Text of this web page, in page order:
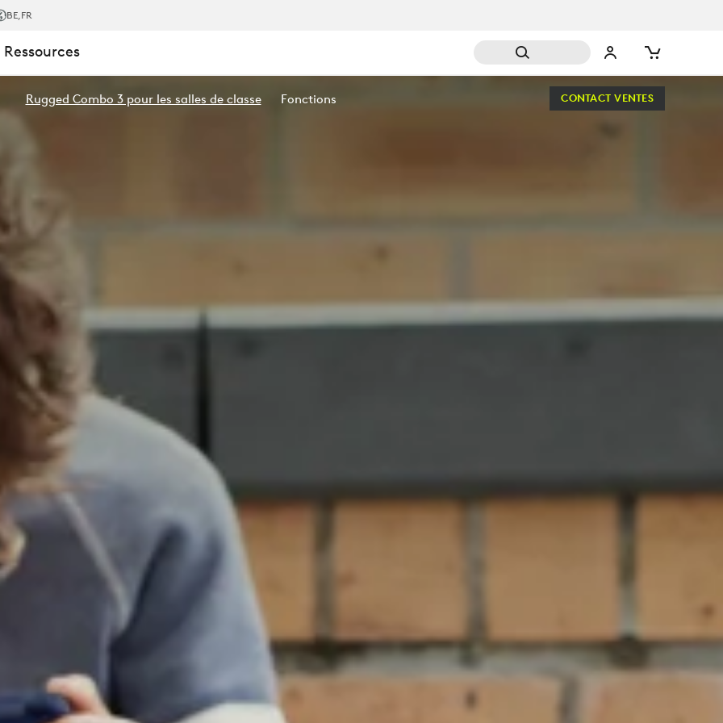
BE,FR
Rugged Combo 3 pour les salles de classe Fonctions CONTACT VENTES